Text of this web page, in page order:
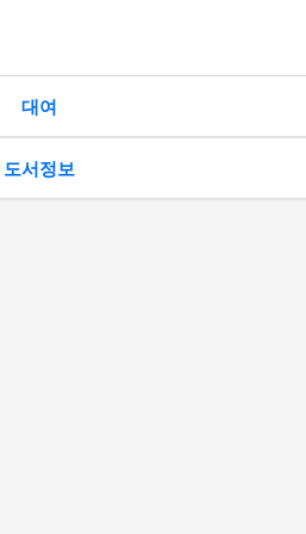
대여
도서정보